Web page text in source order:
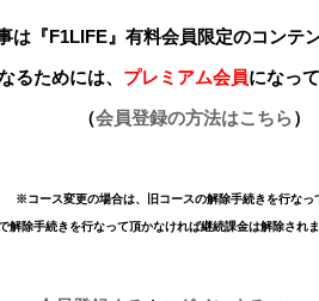
は『F1LIFE』有料会員限定のコンテ
るためには、 プレミアム会員になっ
（会員登録の方法はこちら）
※コース変更の場合は、旧コースの解除手続きを行なっ
解除手続きを行なって頂かなければ継続課金は解除され
年ホンダの現在地
ィンとの交渉4...